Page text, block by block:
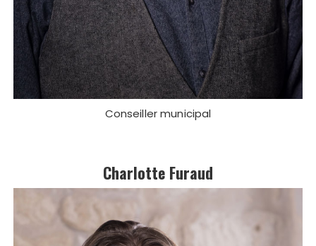
Conseiller municipal
Charlotte Furaud